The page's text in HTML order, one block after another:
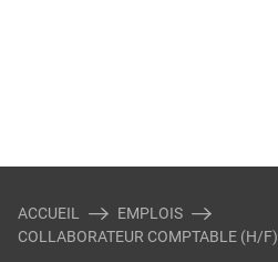
ACCUEIL
EMPLOIS
COLLABORATEUR COMPTABLE (H/F)